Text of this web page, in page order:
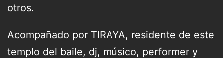
otros.
Acompañado por TIRAYA, residente de este
templo del baile, dj, músico, performer y